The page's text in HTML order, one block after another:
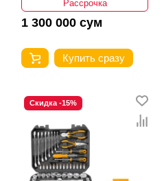
Рассрочка
1 300 000 сум
Купить сразу
Скидка -15%